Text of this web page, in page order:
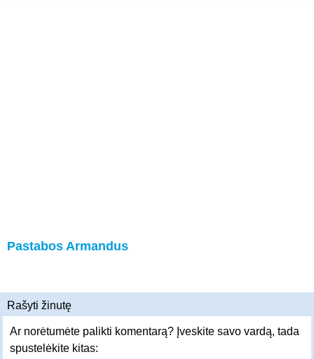
Pastabos Armandus
Rašyti žinutę
Ar norėtumėte palikti komentarą? Įveskite savo vardą, tada
spustelėkite kitas: